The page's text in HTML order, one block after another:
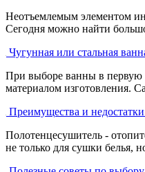
Неотъемлемым элементом
Сегодня можно найти
Чугунная или стальная
При выборе ванны в первую
материалом изготовления.
Преимущества и
Полотенцесушитель -
не только для сушки белья,